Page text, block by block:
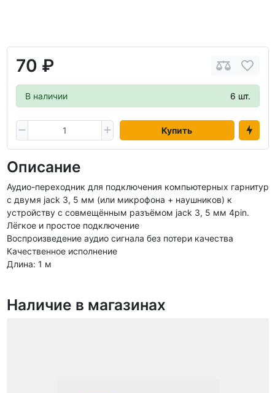
70 ₽
В наличии 6 шт.
Купить
Описание
Аудио-переходник для подключения компьютерных гарнитур
с двумя jack 3, 5 мм (или микрофона + наушников) к
устройству с совмещённым разъёмом jack 3, 5 мм 4pin.
Лёгкое и простое подключение
Воспроизведение аудио сигнала без потери качества
Качественное исполнение
Длина: 1 м
Наличие в магазинах